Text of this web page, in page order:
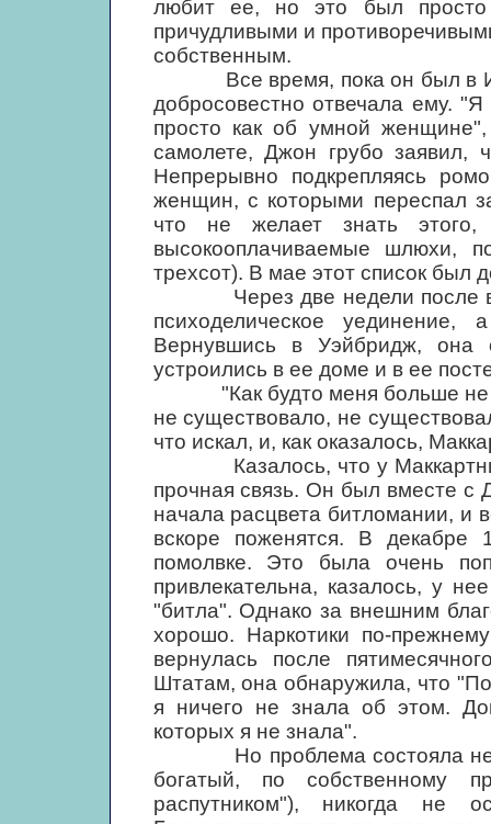
любит ее, но это был
причудливыми и
собственным.
Все время, пока он был в
добросовестно отвечала ему.
просто как об умной
самолете, Джон грубо заявил,
Непрерывно подкрепляясь
женщин, с которыми переспал
что не желает знать
высокооплачиваемые шлюхи,
трехсот). В мае этот список был
Через две недели после
психоделическое
Вернувшись в Уэйбридж,
устроились в ее доме и в ее
"Как будто меня больше не
не существовало, не
что искал, и, как оказалось,
Казалось, что у Маккартни,
прочная связь. Он был вместе
начала расцвета битломании, и
вскоре поженятся. В
помолвке. Это была очень
привлекательна, казалось, у
"битла". Однако за внешним
хорошо. Наркотики по-
вернулась после
Штатам, она обнаружила, что
я ничего не знала об этом.
которых я не знала".
Но проблема состояла не
богатый, по собственному
распутником"), никогда не